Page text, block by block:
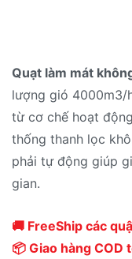
Quạt làm mát
lượng gió 4000m3/
từ cơ chế hoạt
thống thanh lọc
phải tự động giúp
gian.
🚚 FreeShip các
📦 Giao hàng COD